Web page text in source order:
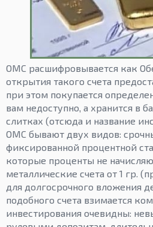
ОМС расшифровывается как
открытия такого счета
при этом покупается
вам недоступно, а хранится в
слитках (отсюда и название
ОМС бывают двух видов:
фиксированной процентной
которые проценты не
металлические счета от 1 гр.
для долгосрочного вложения
подобного счета взимается
инвестирования очевидны: